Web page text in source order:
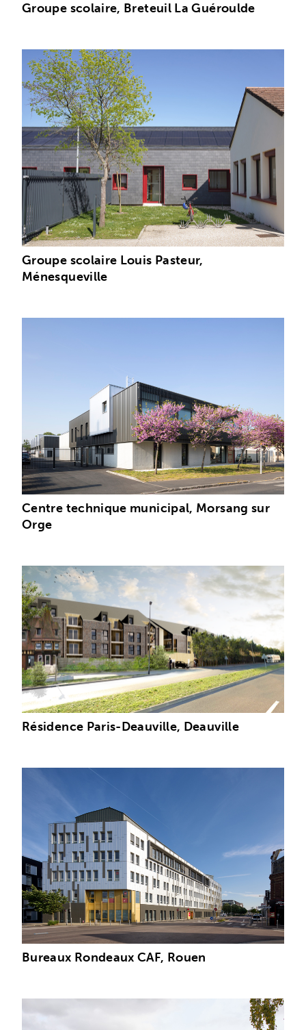
Groupe scolaire, Breteuil La Guéroulde
Groupe scolaire Louis Pasteur,
Ménesqueville
Centre technique municipal, Morsang sur
Orge
Résidence Paris-Deauville, Deauville
Bureaux Rondeaux CAF, Rouen